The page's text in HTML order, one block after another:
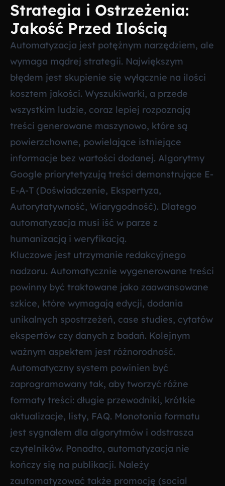
Strategia i Ostrzeżenia:
Jakość Przed Ilością
Automatyzacja jest potężnym narzędziem, ale
wymaga mądrej strategii. Największym
błędem jest skupienie się wyłącznie na ilości
kosztem jakości. Wyszukiwarki, a przede
wszystkim ludzie, coraz lepiej rozpoznają
treści generowane maszynowo, które są
powierzchowne, powielające istniejące
informacje bez wartości dodanej. Algorytmy
Google priorytetyzują treści demonstrujące E-
E-A-T (Doświadczenie, Ekspertyza,
Autorytatywność, Wiarygodność). Dlatego
automatyzacja musi iść w parze z
humanizacją i weryfikacją.
Kluczowe jest utrzymanie redakcyjnego
nadzoru. Automatycznie wygenerowane treści
powinny być traktowane jako zaawansowane
szkice, które wymagają edycji, dodania
unikalnych spostrzeżeń, case studies, cytatów
ekspertów czy danych z badań. Kolejnym
ważnym aspektem jest różnorodność.
Automatyczny system powinien być
zaprogramowany tak, aby tworzyć różne
formaty treści: długie przewodniki, krótkie
aktualizacje, listy, FAQ. Monotonia formatu
jest sygnałem dla algorytmów i odstrasza
czytelników. Ponadto, automatyzacja nie
kończy się na publikacji. Należy
zautomatyzować także promocję (social